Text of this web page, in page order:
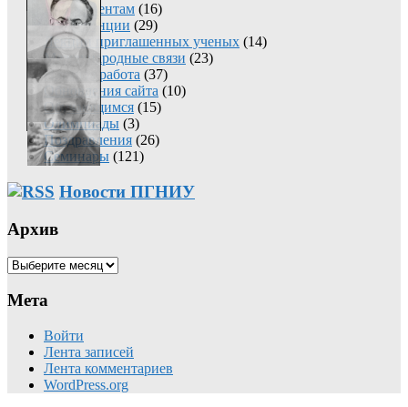
Абитуриентам (16)
Конференции (29)
Лекции приглашенных ученых (14)
Международные связи (23)
Научная работа (37)
Обновления сайта (10)
Обучающимся (15)
Олимпиады (3)
Поздравления (26)
Семинары (121)
Новости ПГНИУ
Архив
Архив
Мета
Войти
Лента записей
Лента комментариев
WordPress.org